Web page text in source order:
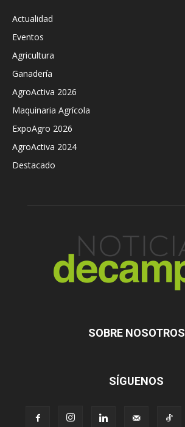
Actualidad
Eventos
Agricultura
Ganadería
AgroActiva 2026
Maquinaria Agrícola
ExpoAgro 2026
AgroActiva 2024
Destacado
SOBRE NOSOTROS
SÍGUENOS